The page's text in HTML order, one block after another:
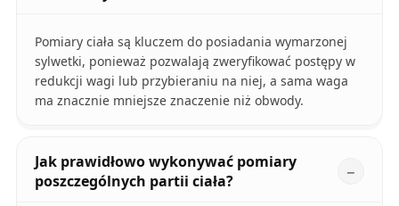
Pomiary ciała są kluczem do posiadania wymarzonej
sylwetki, ponieważ pozwalają zweryfikować postępy w
redukcji wagi lub przybieraniu na niej, a sama waga
ma znacznie mniejsze znaczenie niż obwody.
Jak prawidłowo wykonywać pomiary
poszczególnych partii ciała?